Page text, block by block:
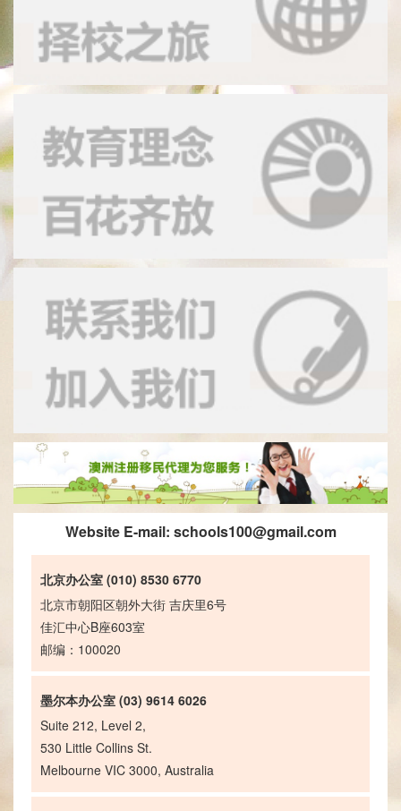
Website E-mail: schools100@gmail.com
北京办公室 (010) 8530 6770
北京市朝阳区朝外大街 吉庆里6号
佳汇中心B座603室
邮编：100020
墨尔本办公室 (03) 9614 6026
Suite 212, Level 2,
530 Little Collins St.
Melbourne VIC 3000, Australia